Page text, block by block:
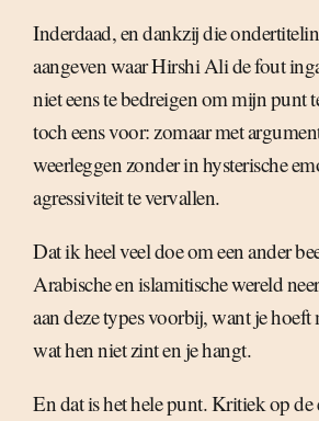
Inderdaad, en dankzij die
aangeven waar Hirshi Ali de fout
niet eens te bedreigen om mijn punt
toch eens voor: zomaar met
weerleggen zonder in hysterische
agressiviteit te vervallen.
Dat ik heel veel doe om een ander
Arabische en islamitische wereld
aan deze types voorbij, want je hoeft
wat hen niet zint en je hangt.
En dat is het hele punt. Kritiek op de